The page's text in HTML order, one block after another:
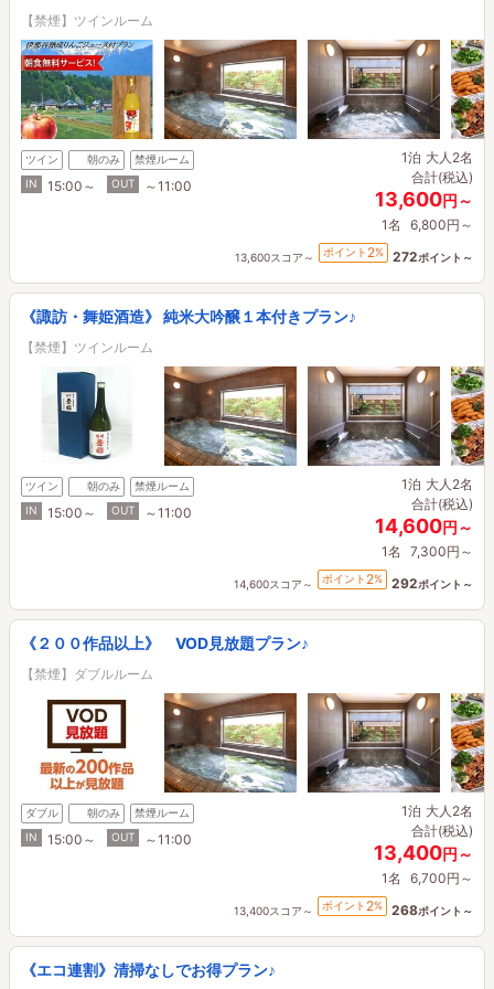
【禁煙】ツインルーム
ツイン 朝のみ
禁煙ルーム
IN
15:00～ OUT ～11:00
1泊 大人2名
合計(税込)
13,600円～
1名 6,800円～
13,600スコア～ ポイント 2% 272ポイント～
《諏訪・舞姫酒造》 純米大吟醸１本付きプラン♪
【禁煙】ツインルーム
ツイン 朝のみ
禁煙ルーム
IN
15:00～ OUT ～11:00
1泊 大人2名
合計(税込)
14,600円～
1名 7,300円～
14,600スコア～ ポイント 2% 292ポイント～
《２００作品以上》 VOD見放題プラン♪
【禁煙】ダブルルーム
ダブル 朝のみ
禁煙ルーム
IN
15:00～ OUT ～11:00
1泊 大人2名
合計(税込)
13,400円～
1名 6,700円～
13,400スコア～ ポイント 2% 268ポイント～
《エコ連割》清掃なしでお得プラン♪